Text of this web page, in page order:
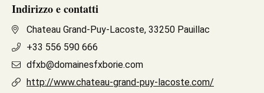
Indirizzo e contatti
Chateau Grand-Puy-Lacoste, 33250 Pauillac
+33 556 590 666
dfxb@domainesfxborie.com
http://www.chateau-grand-puy-lacoste.com/